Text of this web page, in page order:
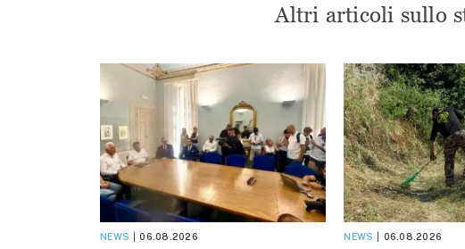
Altri articoli sullo
NEWS 06.08.2026 NEWS 06.08.2026